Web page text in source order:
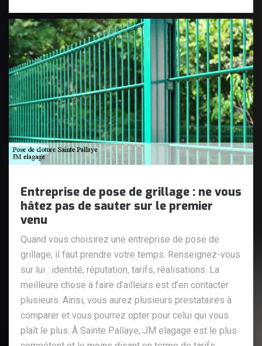
Entreprise de pose de grillage : ne vous
hâtez pas de sauter sur le premier
venu
Quand vous choisirez une entreprise de pose de
grillage, il faut prendre votre temps. Renseignez-vous
sur lui : identité, réputation, tarifs, réalisations. La
meilleure chose à faire d’ailleurs est d’en contacter
plusieurs. Ainsi, vous aurez plusieurs prestataires à
comparer et vous pourrez opter pour celui qui vous
plaît le plus. À Sainte Pallaye, JM elagage est le plus